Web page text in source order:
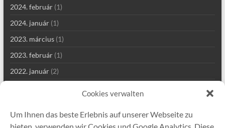
Cookies verwalten
Um Ihnen das beste Erlebnis auf unserer Webseite zu
2024. február(1)
2024. január(1)
2023. március(1)
2023. február(1)
2022. január(2)
2021. július(1)